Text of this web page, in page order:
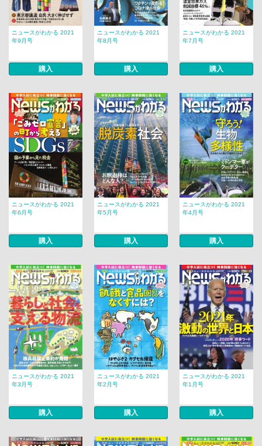
ニュースがわかる 2021
年9月号
購入
ニュースがわかる 2021
年8月号
購入
ニュースがわかる 2021
年7月号
購入
ニュースがわかる 2021
年6月号
購入
ニュースがわかる 2021
年5月号
購入
ニュースがわかる 2021
年4月号
購入
ニュースがわかる 2021
年3月号
購入
ニュースがわかる 2021
年2月号
購入
ニュースがわかる 2021
年1月号
購入